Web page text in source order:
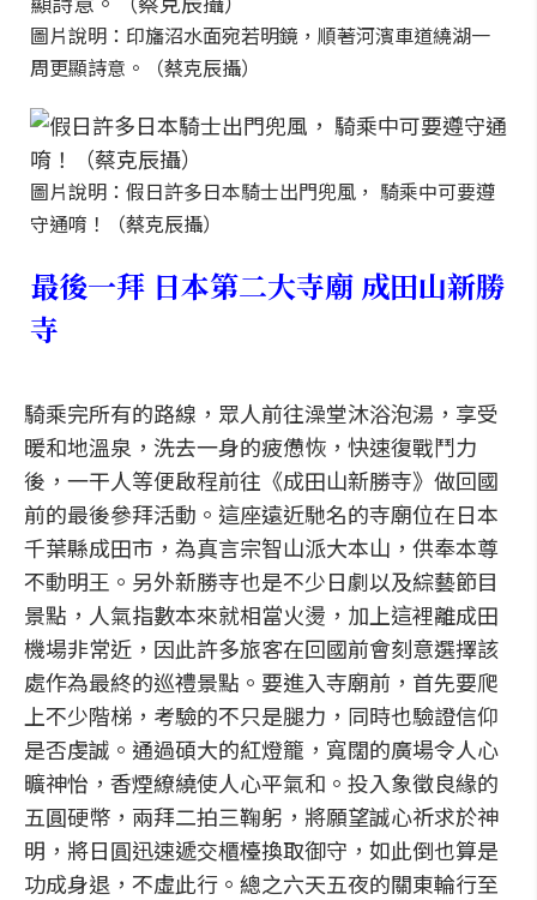
圖片說明：印旛沼水面宛若明鏡，順著河濱車道繞湖一
周更顯詩意。（蔡克辰攝）
圖片說明：假日許多日本騎士出門兜風， 騎乘中可要遵
守通唷！（蔡克辰攝）
最後一拜 日本第二大寺廟 成田山新勝
寺
騎乘完所有的路線，眾人前往澡堂沐浴泡湯，享受
暖和地溫泉，洗去一身的疲憊恢，快速復戰鬥力
後，一干人等便啟程前往《成田山新勝寺》做回國
前的最後參拜活動。這座遠近馳名的寺廟位在日本
千葉縣成田市，為真言宗智山派大本山，供奉本尊
不動明王。另外新勝寺也是不少日劇以及綜藝節目
景點，人氣指數本來就相當火燙，加上這裡離成田
機場非常近，因此許多旅客在回國前會刻意選擇該
處作為最終的巡禮景點。要進入寺廟前，首先要爬
上不少階梯，考驗的不只是腿力，同時也驗證信仰
是否虔誠。通過碩大的紅燈籠，寬闊的廣場令人心
曠神怡，香煙繚繞使人心平氣和。投入象徵良緣的
五圓硬幣，兩拜二拍三鞠躬，將願望誠心祈求於神
明，將日圓迅速遞交櫃檯換取御守，如此倒也算是
功成身退，不虛此行。總之六天五夜的關東輪行至